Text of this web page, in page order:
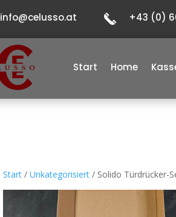
info@celusso.at +43 (0)
Start Home
Start /Unkategorisiert / Solido Türdrücker-